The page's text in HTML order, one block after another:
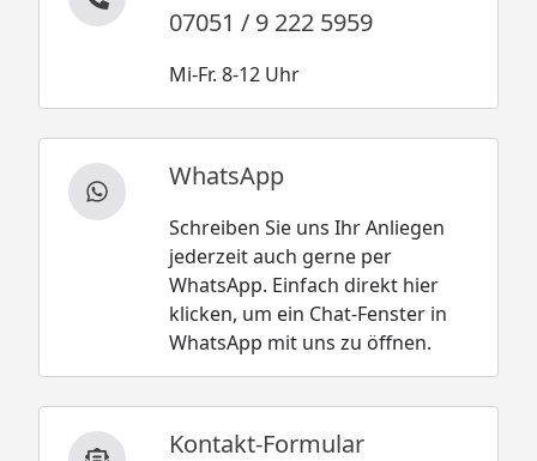
07051 / 9 222 5959
Mi-Fr. 8-12 Uhr
WhatsApp
Schreiben Sie uns Ihr Anliegen
jederzeit auch gerne per
WhatsApp. Einfach direkt hier
klicken, um ein Chat-Fenster in
WhatsApp mit uns zu öffnen.
Kontakt-Formular